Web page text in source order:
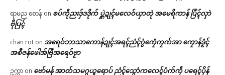
ရာမည စောန် on စပ်ကဵုညးဒှ်ဒဒိုက် ပ္ဋဲဍုၚ်မလေဝ်ယှာတုဲ အမေရိကာန် ပြံၚ်လှာဲ
ဗီုပြၚ်
chan rot on အရေဝ်ဘာသာကောန်ဍုၚ်အရၚ်ညံၚ်ဂွံကၠေံကၠက်အာ ကၠောန်ဒၟံၚ်
အစဳဇန်ဖေါအ်ဗြဳအရေဝ်ဗၟာ
ဥက္ကာ on ဗော်မန် အာတ်သမဂ္ဂယူရောပ် ညံၚ်သ္ဂောံကလေၚ်ပံက်ကဵု ပရေၚ်ပိုန်